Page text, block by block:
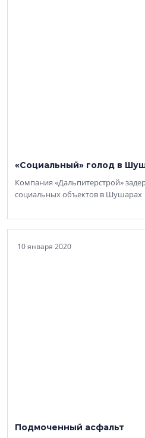
«Социальный» голод в
Компания «Дальпитерстрой»
социальных объектов в Шушарах
10 января 2020
Подмоченный асфальт